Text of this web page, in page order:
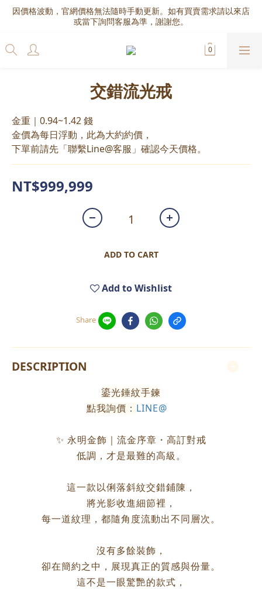
因價格波動，官網價格無法隨時手動更新。如有買賣需求請以來店
或當下詢問客服為準，謝謝您。
交錯流光戒
金重｜0.94~1.42 錢
金價為每日浮動，此為大約約價，
下單前請先「聯繫Line@客服」確認今天價格。
NT$999,999
ADD TO CART
Add to Wishlist
Share
DESCRIPTION
鎏光錘紋手鍊
點我詢價： LINE@
✨ 永明金飾｜流金序章・高訂對戒
低調，才是最難的高級。
這一款以俐落斜紋交錯鋪陳，
將光影收進細節裡，
每一道紋理，都隨角度流動出不同層次。
沒有多餘裝飾，
卻在簡約之中，展現真正的質感與份量。
這不是一眼驚艷的款式，